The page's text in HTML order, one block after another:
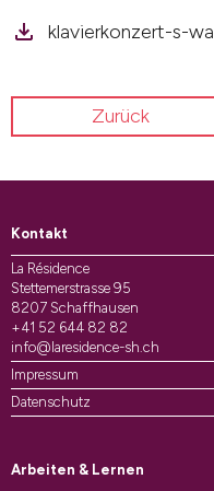
klavierkonzert-s-
Zurück
Kontakt
La Résidence
Stettemerstrasse 95
8207 Schaffhausen
+41 52 644 82 82
info@laresidence-sh.ch
Impressum
Datenschutz
Arbeiten & Lernen